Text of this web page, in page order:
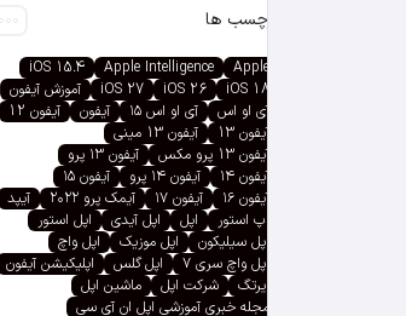
برچسب ها
Apple
Apple Intelligence
iOS 15.4
iOS 18
iOS 26
iOS 27
آموزش آیفون
آی او اس
آی او اس ۱۵ آیفون
آیفون 12
آیفون 13
آیفون 13 مینی
آیفون 13 پرو مکس
آیفون ۱۳ پرو
آیفون ۱۴
آیفون ۱۴ پرو
آیفون ۱۵
آیفون ۱۶
آیفون ۱۷ آیمک پرو ۲۰۲۲
آیپد
اپ استور
اپل اپل آیدی
اپل استور
اپل سیلیکون
اپل موزیک
اپل واچ
اپل واچ سری ۷
اپل گلس
اپلیکیشن آیفون
ایرتگ
شرکت اپل
ماشین اپل
مجله خبری آموزشی اپل ان آی سی